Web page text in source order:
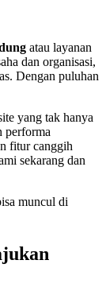
atau layanan
dan organisasi,
Dengan puluhan
yang tak hanya
performa
fitur canggih
sekarang dan
muncul di